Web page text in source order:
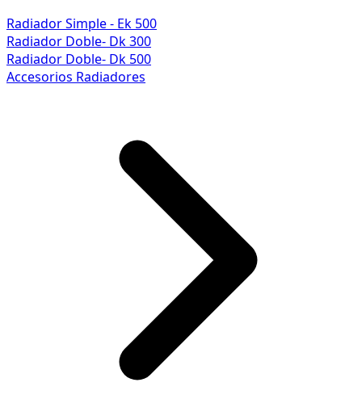
Radiador Simple - Ek 500
Radiador Doble- Dk 300
Radiador Doble- Dk 500
Accesorios Radiadores